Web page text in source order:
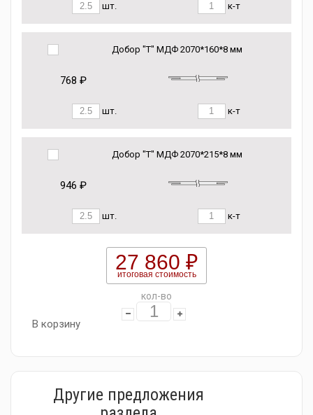
шт. к-т
Добор "Т" МДФ 2070*160*8 мм
768 ₽
шт. к-т
Добор "Т" МДФ 2070*215*8 мм
946 ₽
шт. к-т
27 860 ₽
итоговая стоимость
кол-во
В корзину
Другие предложения